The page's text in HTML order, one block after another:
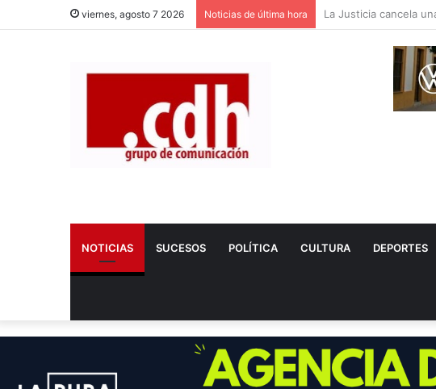
viernes, agosto 7 2026 Noticias de última hora Dos nuevos positivos
NOTICIAS SUCESOS POLÍTICA CULTURA DEPORTES